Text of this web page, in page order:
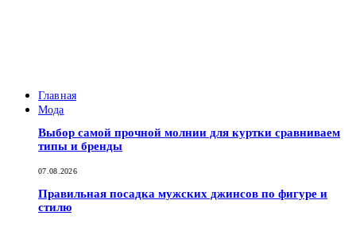
Главная
Мода
Выбор самой прочной молнии для куртки сравниваем
типы и бренды
07.08.2026
Правильная посадка мужских джинсов по фигуре и
стилю